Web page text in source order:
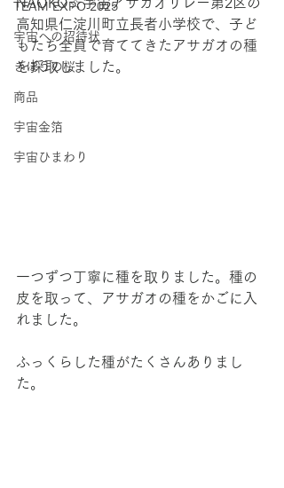
TEAM EXPO 2025
宇宙への招待状
きぼうの桜
商品
宇宙金箔
宇宙ひまわり
高知県仁淀川町立長者小学校で、子ど
もたち全員で育ててきたアサガオの種
を採取しました。
一つずつ丁寧に種を取りました。種の
皮を取って、アサガオの種をかごに入
れました。
ふっくらした種がたくさんありまし
た。